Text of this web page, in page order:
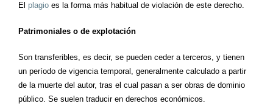
El plagio es la forma más habitual de violación de este derecho.
Patrimoniales o de explotación
Son transferibles, es decir, se pueden ceder a terceros, y tienen
un período de vigencia temporal, generalmente calculado a partir
de la muerte del autor, tras el cual pasan a ser obras de dominio
público. Se suelen traducir en derechos económicos.